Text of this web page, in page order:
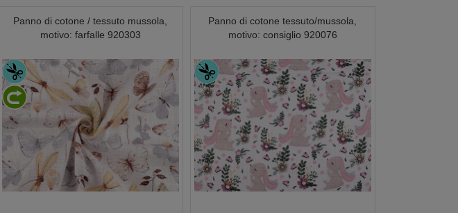
Panno di cotone / tessuto mussola,
motivo: farfalle 920303
Panno di cotone tessuto/mussola,
motivo: consiglio 920076